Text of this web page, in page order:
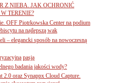
Z NIEBA. JAK OCHRONIĆ
TERENIE?
OFF Piotrkowska Center na podium
na najlepszą wak
– elegancki sposób na nowoczesną
pasją
badania jakości wody?
2.0 oraz Synappx Cloud Capture.